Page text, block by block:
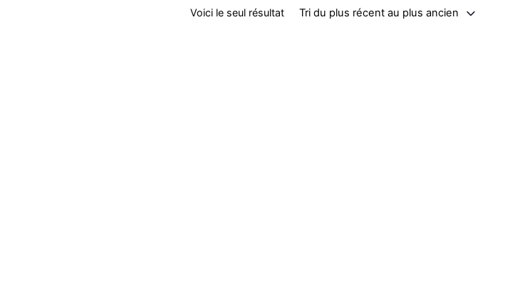
Voici le seul résultat Tri du plus récent au plus ancien